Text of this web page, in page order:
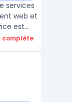
services
web et
est
de
complète